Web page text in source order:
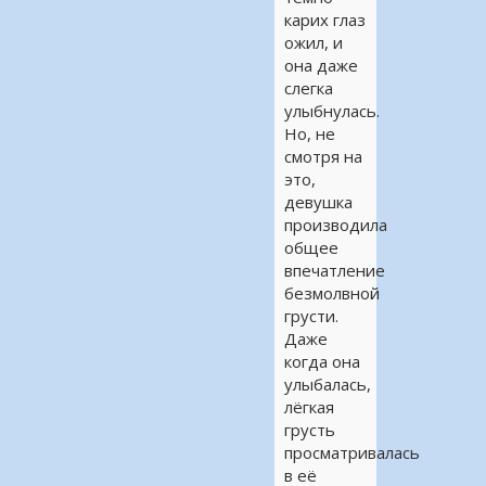
карих глаз
ожил, и
она даже
слегка
улыбнулась.
Но, не
смотря на
это,
девушка
производила
общее
впечатление
безмолвной
грусти.
Даже
когда она
улыбалась,
лёгкая
грусть
просматривалась
в её